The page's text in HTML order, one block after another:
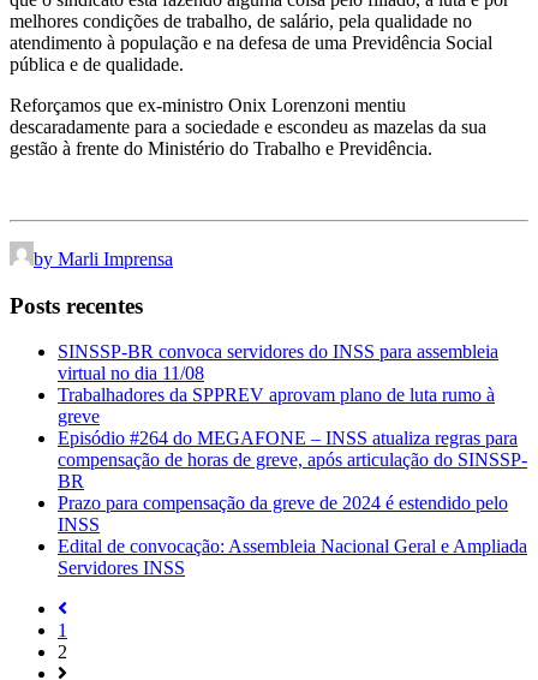
melhores condições de trabalho, de salário, pela qualidade no
atendimento à população e na defesa de uma Previdência Social
pública e de qualidade.
Reforçamos que ex-ministro Onix Lorenzoni mentiu
descaradamente para a sociedade e escondeu as mazelas da sua
gestão à frente do Ministério do Trabalho e Previdência.
by Marli Imprensa
Posts recentes
SINSSP-BR convoca servidores do INSS para assembleia
virtual no dia 11/08
Trabalhadores da SPPREV aprovam plano de luta rumo à
greve
Episódio #264 do MEGAFONE – INSS atualiza regras para
compensação de horas de greve, após articulação do SINSSP-
BR
Prazo para compensação da greve de 2024 é estendido pelo
INSS
Edital de convocação: Assembleia Nacional Geral e Ampliada
Servidores INSS
1
2